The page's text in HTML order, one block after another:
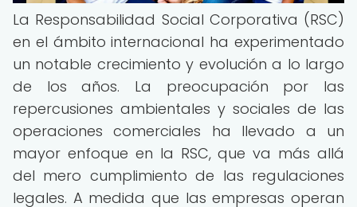
La Responsabilidad Social Corporativa (RSC)
en el ámbito internacional ha experimentado
un notable crecimiento y evolución a lo largo
de los años. La preocupación por las
repercusiones ambientales y sociales de las
operaciones comerciales ha llevado a un
mayor enfoque en la RSC, que va más allá
del mero cumplimiento de las regulaciones
legales. A medida que las empresas operan